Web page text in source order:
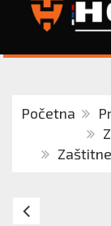
Početna
Cipele